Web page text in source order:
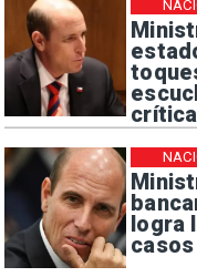
logra
casos